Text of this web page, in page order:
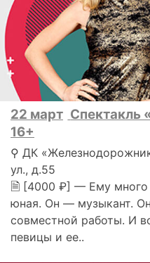
22 март Спектакль
16+
⚲ ДК
ул., д.55
🗎 [4000 ₽] — Ему много
юная. Он — музыкант.
совместной работы. И
певицы и ее..